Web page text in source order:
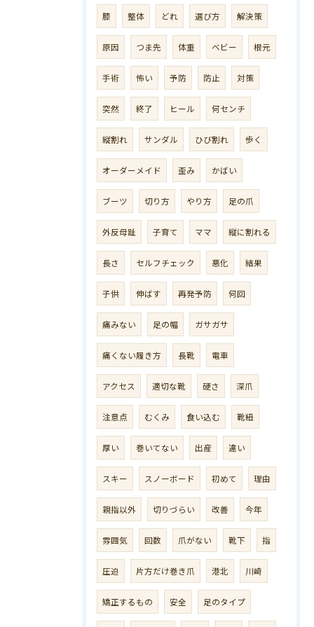
膝 整体 どれ 選び方 解決策
原因 つま先 体重 ベビー 根元
手術 怖い 予防 防止 対策
突然 終了 ヒール 何センチ
縦割れ サンダル ひび割れ 歩く
オーダーメイド 歪み かばい
ブーツ 切り方 やり方 足の爪
外反母趾 子育て ママ 縦に割れる
長さ セルフチェック 悪化 結果
子供 伸ばす 再発予防 何回
痛みない 足の幅 ガサガサ
痛くない履き方 長靴 電車
アクセス 適切な靴 硬さ 深爪
注意点 むくみ 食い込む 靴紐
厚い 巻いてない 出産 違い
スキー スノーボード 初めて 理由
親指以外 切りづらい 改善 今年
雰囲気 回数 爪がない 靴下 指
圧迫 片方だけ巻き爪 港北 川崎
矯正するもの 安全 足のタイプ